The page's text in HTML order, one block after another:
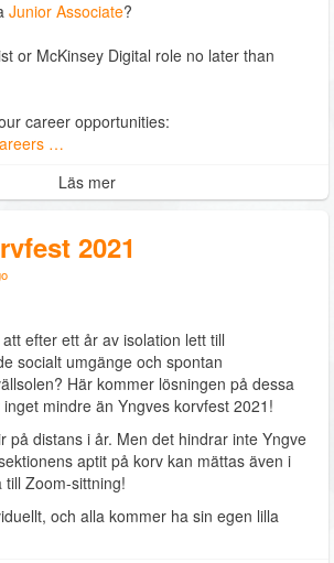
Junior Associate?
or McKinsey Digital role no later than
career opportunities:
…
Läs mer
2021
efter ett år av isolation lett till
socialt umgänge och spontan
Här kommer lösningen på dessa
mindre än Yngves korvfest 2021!
på distans i år. Men det hindrar inte Yngve
aptit på korv kan mättas även i
till Zoom-sittning!
och alla kommer ha sin egen lilla